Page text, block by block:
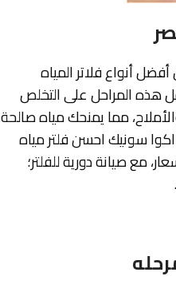
أنواع فلاتر المياه
هذه المراحل على التخلص
مما يمنحك مياه صالحة
سونيك احسن فلتر مياه
مع صيانة دورية للفلتر؛